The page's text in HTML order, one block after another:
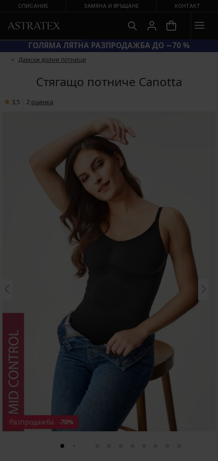
СПИСАНИЕ ЗАМЯНА И ВРЪЩАНЕ КОНТАКТ
ГОЛЯМА ЛЯТНА РАЗПРОДАЖБА ДО −70 %
Дамски долни потници
Стягащо потниче Canotta
3,5 2 oценка
Разпродажба -70%